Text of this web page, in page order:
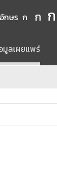
กษร ก ก ก
มูลเผยแพร่